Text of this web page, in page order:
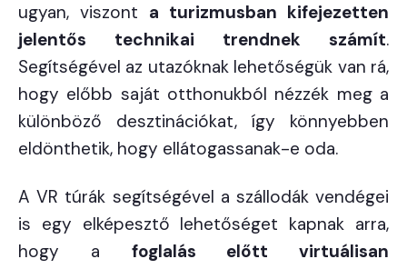
ugyan, viszont a turizmusban kifejezetten
jelentős technikai trendnek számít.
Segítségével az utazóknak lehetőségük van rá,
hogy előbb saját otthonukból nézzék meg a
különböző desztinációkat, így könnyebben
eldönthetik, hogy ellátogassanak-e oda.
A VR túrák segítségével a szállodák vendégei
is egy elképesztő lehetőséget kapnak arra,
hogy a foglalás előtt virtuálisan